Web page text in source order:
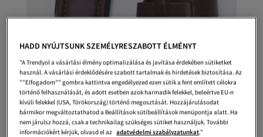
HADD NYÚJTSUNK SZEMÉLYRESZABOTT ÉLMÉNYT
"A Trendyol a vásárlási élmény optimalizálása és javítása érdekében sütiketket
használ. A vásárlási érdeklődésére szabott tartalmak és hirdetések biztosítása. Az
""Elfogadom"" gombra kattintva engedélyezed ezen sütik a fent említett célokra
történő felhasználását, és adott esetben azok harmadik felekkel, beleértve EU-n
kívüli felekkel (USA, Törökország) történő megosztását. Hozzájárulásodat
bármikor megváltoztathatod a Beállítások sütibeállítások menüpontja alatt. Ha
nem járulsz hozzá, csak a technikailag szükséges sütiket használjuk. További
információkért kérjük, olvasd el az adatvédelmi szabályzatunkat."